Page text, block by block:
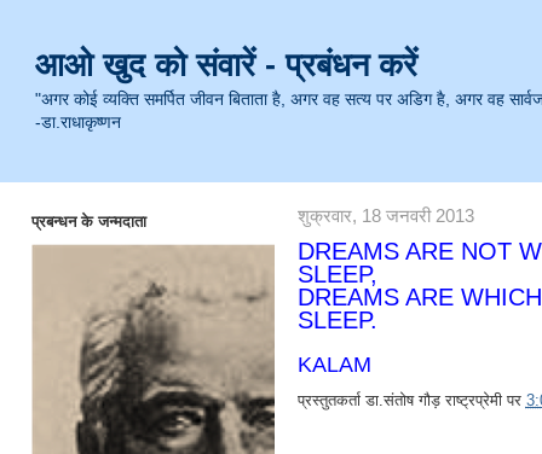
आओ खुद को संवारें - प्रबंधन करें
"अगर कोई व्यक्ति समर्पित जीवन बिताता है, अगर वह सत्य पर अडिग है, अगर वह
-डा.राधाकृष्णन
प्रबन्धन के जन्मदाता शुक्रवार, 18 जनवरी 2013
DREAMS ARE NOT
SLEEP,
DREAMS ARE
SLEEP.
KALAM
प्रस्तुतकर्ताडा.संतोष गौड़ राष्ट्रप्रेमी पर